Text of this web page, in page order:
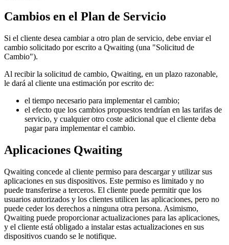
Cambios en el Plan de Servicio
Si el cliente desea cambiar a otro plan de servicio, debe enviar el
cambio solicitado por escrito a Qwaiting (una "Solicitud de
Cambio").
Al recibir la solicitud de cambio, Qwaiting, en un plazo razonable,
le dará al cliente una estimación por escrito de:
el tiempo necesario para implementar el cambio;
el efecto que los cambios propuestos tendrían en las tarifas de
servicio, y cualquier otro coste adicional que el cliente deba
pagar para implementar el cambio.
Aplicaciones Qwaiting
Qwaiting concede al cliente permiso para descargar y utilizar sus
aplicaciones en sus dispositivos. Este permiso es limitado y no
puede transferirse a terceros. El cliente puede permitir que los
usuarios autorizados y los clientes utilicen las aplicaciones, pero no
puede ceder los derechos a ninguna otra persona. Asimismo,
Qwaiting puede proporcionar actualizaciones para las aplicaciones,
y el cliente está obligado a instalar estas actualizaciones en sus
dispositivos cuando se le notifique.